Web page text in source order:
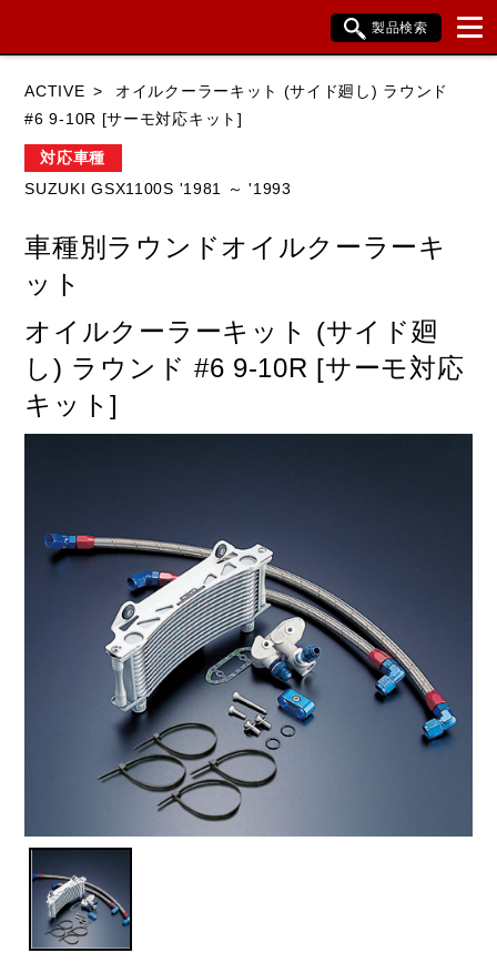
製品検索
車種検索
アイテム検索
HONDA YAMAHA SUZUKI
KAWASAKI BMW DUCATI
HARLEY DAVIDSON
ACTIVE
オイルクーラーキット (サイド廻し) ラウンド
#6 9-10R [サーモ対応キット]
対応車種
SUZUKI GSX1100S '1981 ～ '1993
車種別ラウンドオイルクーラーキ
ット
オイルクーラーキット (サイド廻
し) ラウンド #6 9-10R [サーモ対応
キット]